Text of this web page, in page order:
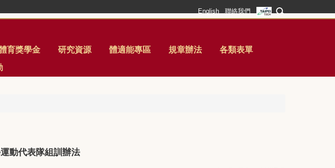
English 聯絡我們
育獎學金 研究資源 體適能專區 規章辦法
各類表單
動代表隊組訓辦法